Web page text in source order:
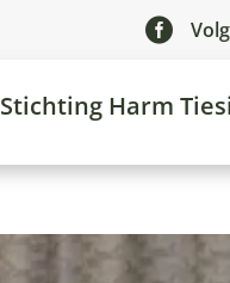

Stichting Harm